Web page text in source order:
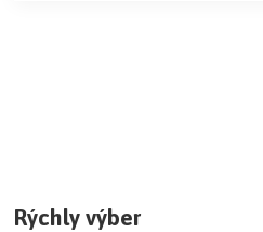
Rýchly výber